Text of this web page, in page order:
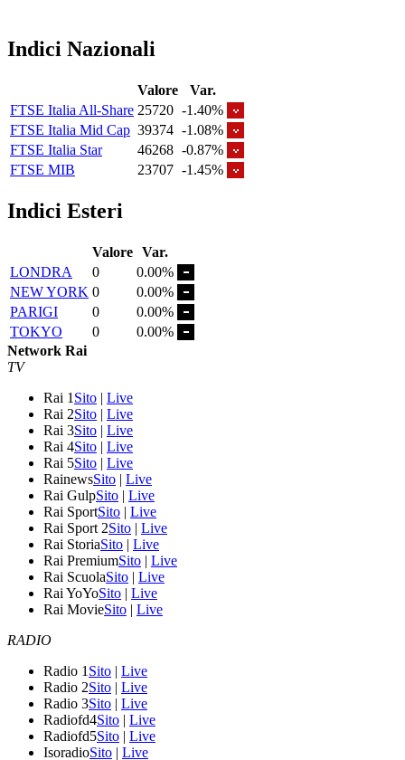
Indici Nazionali
Valore
Var.
FTSE Italia All-Share 25720 -1.40%
FTSE Italia Mid Cap 39374 -1.08%
FTSE Italia Star
46268 -0.87%
FTSE MIB
23707 -1.45%
Indici Esteri
Valore Var.
LONDRA
0
0.00%
NEW YORK 0
0.00%
PARIGI
0
0.00%
TOKYO
0
0.00%
Network Rai
TV
Rai 1 Sito | Live
Rai 2Sito | Live
Rai 3Sito | Live
Rai 4Sito | Live
Rai 5Sito | Live
RainewsSito | Live
Rai GulpSito | Live
Rai SportSito | Live
Rai Sport 2Sito | Live
Rai StoriaSito | Live
Rai PremiumSito | Live
Rai ScuolaSito | Live
Rai YoYoSito | Live
Rai MovieSito | Live
RADIO
Radio 1 Sito | Live
Radio 2Sito | Live
Radio 3Sito | Live
Radiofd4Sito | Live
Radiofd5Sito | Live
IsoradioSito | Live